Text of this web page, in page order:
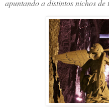
apuntando a distintos nichos de